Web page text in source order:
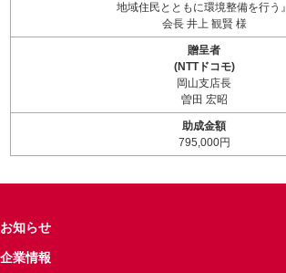
地域住民とともに環境整備を行う』
会長 井上 観賢 様
贈呈者
(NTTドコモ)
岡山支店長
曽田 宏昭
助成金額
795,000円
お知らせ
企業情報